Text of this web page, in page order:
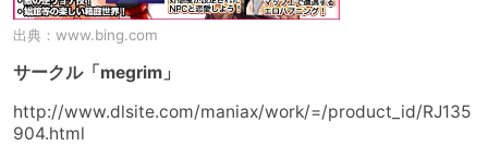
出典： www.bing.com
サークル「megrim」
http://www.dlsite.com/maniax/work/=/product_id/RJ135
904.html